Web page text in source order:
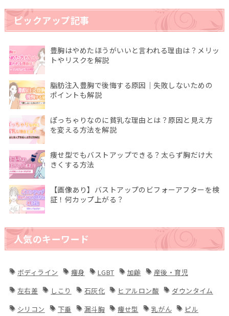
ピックアップ記事
豊胸はやめたほうがいいと言われる理由は？メリッ
トやリスクを解説
脂肪注入豊胸で後悔する原因｜失敗しないための
ポイントも解説
ぽっちゃりなのに貧乳な理由とは？原因と見え方
を変える方法を解説
痩せ型でもバストアップできる？太らず胸だけ大
きくする方法
【画像あり】バストアップのビフォーアフターを検
証！何カップ上がる？
人気のキーワード
ボディライン 痩身 LGBT 加齢
産後・育児
左右差
しこり 石灰化 ヒアルロン酸
ダウンタイム
シリコン
下垂 漏斗胸 痩せ型 乳がん
ピル